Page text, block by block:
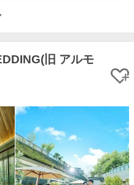
旧 アルモ